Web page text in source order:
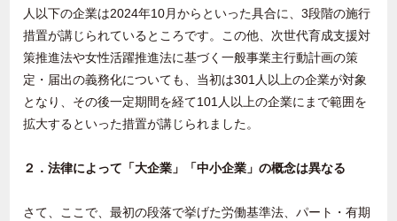
人以下の企業は2024年10月からといった具合に、3段階の施行
措置が講じられているところです。この他、次世代育成支援対
策推進法や女性活躍推進法に基づく一般事業主行動計画の策
定・届出の義務化についても、当初は301人以上の企業が対象
となり、その後一定期間を経て101人以上の企業にまで範囲を
拡大するといった措置が講じられました。
２．法律によって「大企業」「中小企業」の概念は異なる
さて、ここで、最初の段落で挙げた労働基準法、パート・有期